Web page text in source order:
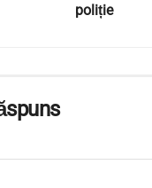
poliție